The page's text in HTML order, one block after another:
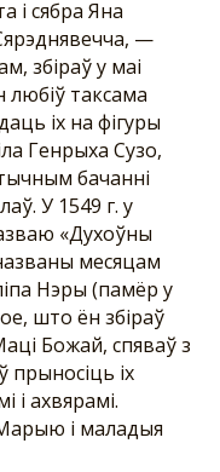
і сябра Яна
—
збіраў у маі
любіў таксама
іх на фігуры
Генрыха Сузо,
бачанні
У 1549 г. у
«Духоўны
месяцам
Нэры (памёр у
што ён збіраў
Божай, спяваў з
прыносіць іх
і ахвярамі.
і маладыя